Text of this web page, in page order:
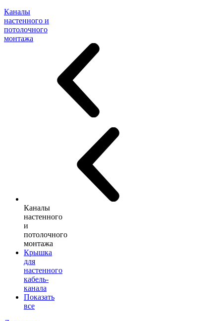
Каналы
настенного и
потолочного
монтажа
Каналы
настенного
и
потолочного
монтажа
Крышка
для
настенного
кабель-
канала
Показать
все